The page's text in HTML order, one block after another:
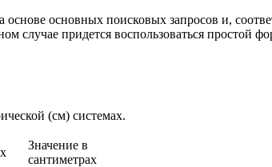
основных поисковых запросов и,
случае придется воспользоваться простой
(см) системах.
Значение в
сантиметрах